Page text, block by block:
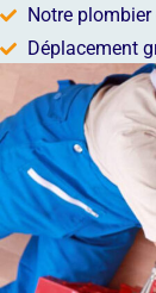
Notre
Déplacement